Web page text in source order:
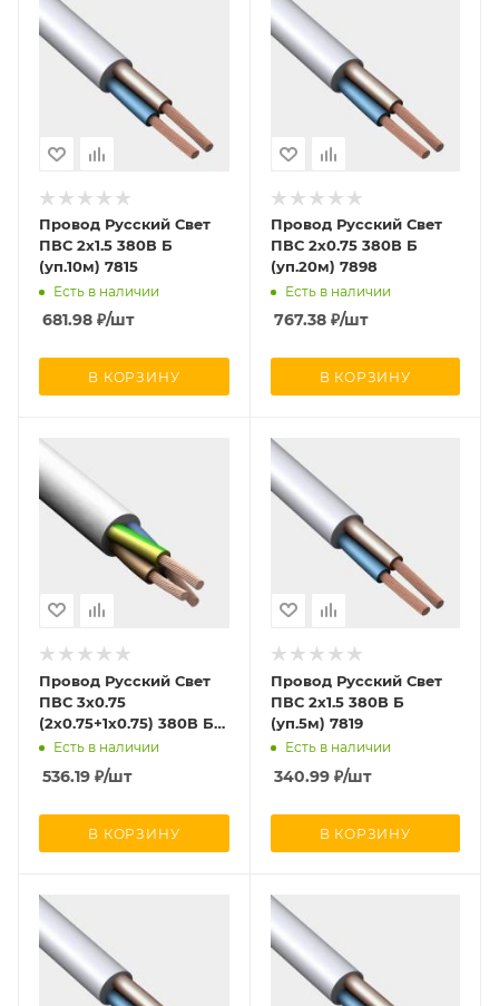
Провод Русский Свет
ПВС 2х1.5 380В Б
(уп.10м) 7815
Есть в наличии
681.98 ₽/шт
В КОРЗИНУ
Провод Русский Свет
ПВС 2х0.75 380В Б
(уп.20м) 7898
Есть в наличии
767.38₽/шт
В КОРЗИНУ
Провод Русский Свет
ПВС 3х0.75
(2х0.75+1х0.75) 380В Б
(уп.10м) 7221
Есть в наличии
536.19 ₽/шт
В КОРЗИНУ
Провод Русский Свет
ПВС 2х1.5 380В Б
(уп.5м) 7819
Есть в наличии
340.99₽/шт
В КОРЗИНУ